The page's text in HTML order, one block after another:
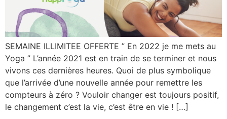
SEMAINE ILLIMITEE OFFERTE ” En 2022 je me mets au
Yoga ” L’année 2021 est en train de se terminer et nous
vivons ces dernières heures. Quoi de plus symbolique
que l’arrivée d’une nouvelle année pour remettre les
compteurs à zéro ? Vouloir changer est toujours positif,
le changement c’est la vie, c’est être en vie ! […]